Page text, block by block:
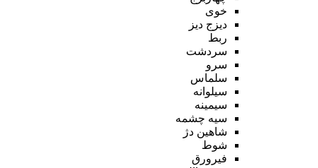
خوی
دیزج دیز
ربط
سردشت
سرو
سلماس
سیلوانه
سیمینه
سیه چشمه
شاهین دژ
شوط
فیرورق